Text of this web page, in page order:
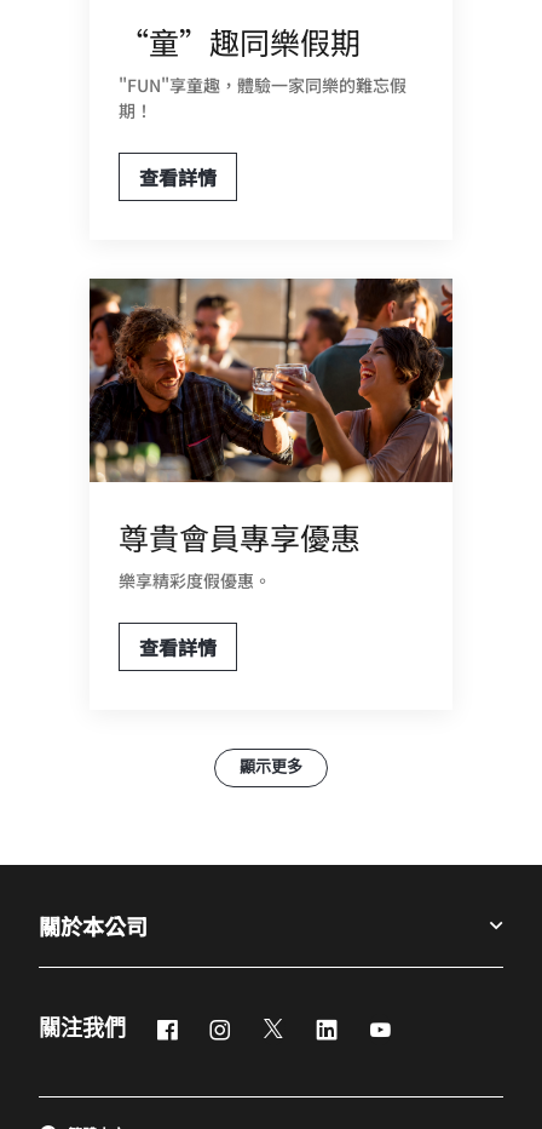
“童”趣同樂假期
"FUN"享童趣，體驗一家同樂的難忘假
期！
查看詳情
尊貴會員專享優惠
樂享精彩度假優惠。
查看詳情
顯示更多
關於本公司
關注我們 FacebookInstagram
Twitter LinkedIn